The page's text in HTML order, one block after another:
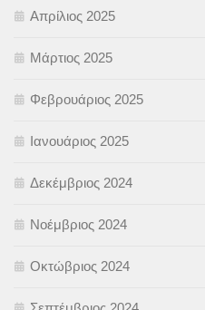
Απρίλιος 2025
Μάρτιος 2025
Φεβρουάριος 2025
Ιανουάριος 2025
Δεκέμβριος 2024
Νοέμβριος 2024
Οκτώβριος 2024